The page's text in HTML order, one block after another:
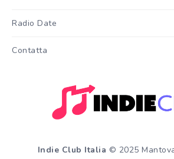
Radio Date
Contatta
Indie Club Italia © 2025